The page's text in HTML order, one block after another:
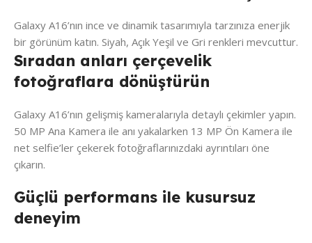
Galaxy A16’nın ince ve dinamik tasarımıyla tarzınıza enerjik
bir görünüm katın. Siyah, Açık Yeşil ve Gri renkleri mevcuttur.
Sıradan anları çerçevelik
fotoğraflara dönüştürün
Galaxy A16’nın gelişmiş kameralarıyla detaylı çekimler yapın.
50 MP Ana Kamera ile anı yakalarken 13 MP Ön Kamera ile
net selfie’ler çekerek fotoğraflarınızdaki ayrıntıları öne
çıkarın.
Güçlü performans ile kusursuz
deneyim